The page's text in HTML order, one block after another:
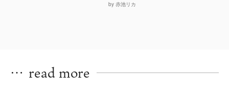
by 赤池リカ
… read more